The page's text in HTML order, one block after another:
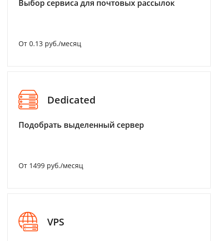
Выбор сервиса для почтовых рассылок
От 0.13 руб./месяц
Dedicated
Подобрать выделенный сервер
От 1499 руб./месяц
VPS